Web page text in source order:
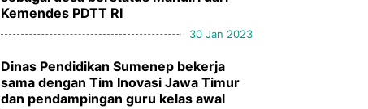
Kemendes PDTT RI
30 Jan 2023
Dinas Pendidikan Sumenep bekerja
sama dengan Tim Inovasi Jawa Timur
dan pendampingan guru kelas awal